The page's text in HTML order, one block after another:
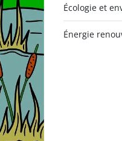
Écologie et
Énergie